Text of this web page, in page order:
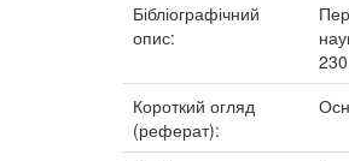
Бібліографічний
опис:
Короткий огляд
(реферат):